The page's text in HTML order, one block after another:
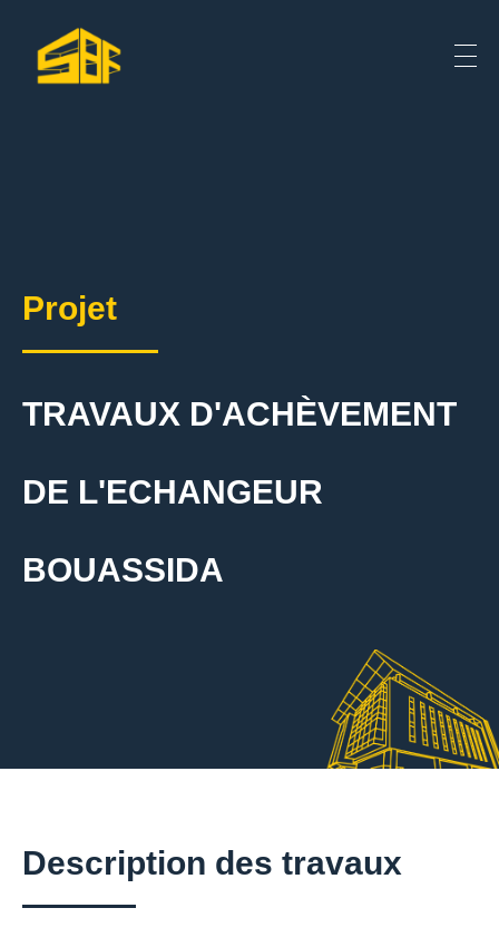
Projet
TRAVAUX D'ACHÈVEMENT
DE L'ECHANGEUR
BOUASSIDA
Description des travaux